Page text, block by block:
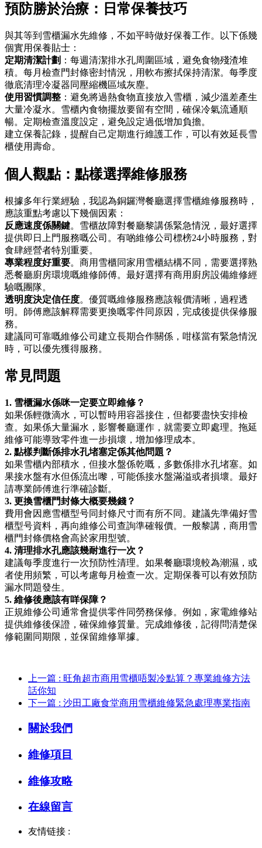
預防勝於治療：日常保養技巧
與其等到雪櫃漏水先維修，不如平時做好保養工作。以下係幾
個實用保養貼士：
定期清潔計劃 ：每週清潔排水孔周圍區域，避免食物殘渣堆
積。每月檢查門封條密封情況，用軟布擦拭保持清潔。每季度
徹底清理冷凝器同壓縮機區域灰塵。
使用習慣調整 ：避免將過熱食物直接放入雪櫃，減少溫差產生
大量冷凝水。雪櫃內食物擺放要留有空間，確保冷氣流通順
暢。定期檢查溫度設定，避免設定過低增加負擔。
建立保養記錄，提醒自己定期進行維護工作，可以有效延長雪
櫃使用壽命。
個人觀點：點樣選擇維修服務
根據多年行業經驗，我認為銅鑼灣餐廳選擇雪櫃維修服務時，
應該重點考慮以下幾個因素：
反應速度係關鍵。雪櫃故障對餐廳黎講係緊急情況，最好選擇
提供即日上門服務嘅公司。有啲維修公司標榜24小時服務，對
食肆經營者特別重要。
專業程度好重要。商用雪櫃同家用雪櫃結構不同，需要選擇熟
悉餐廳廚房環境嘅維修師傅。最好選擇有商用廚房設備維修經
驗嘅團隊。
透明度決定信任度。優質嘅維修服務應該報價清晰，過程透
明。師傅應該解釋需要更換嘅零件同原因，完成後提供保修服
務。
建議同可靠嘅維修公司建立長期合作關係，咁樣當有緊急情況
時，可以優先獲得服務。
常見問題
1. 雪櫃漏水係咪一定要立即維修？
如果係輕微滴水，可以暫時用容器接住，但都要盡快安排檢
查。如果係大量漏水，影響餐廳運作，就需要立即處理。拖延
維修可能導致零件進一步損壞，增加修理成本。
2. 點樣判斷係排水孔堵塞定係其他問題？
如果雪櫃內部積水，但接水盤係乾嘅，多數係排水孔堵塞。如
果接水盤有水但係流出嚟，可能係接水盤滿溢或者損壞。最好
請專業師傅進行準確診斷。
3. 更換雪櫃門封條大概要幾錢？
費用會因應雪櫃型号同封條尺寸而有所不同。建議先準備好雪
櫃型号資料，再向維修公司查詢準確報價。一般黎講，商用雪
櫃門封條價格會高於家用型號。
4. 清理排水孔應該幾耐進行一次？
建議每季度進行一次預防性清理。如果餐廳環境較為潮濕，或
者使用頻繁，可以考慮每月檢查一次。定期保養可以有效預防
漏水問題發生。
5. 維修後應該有咩保障？
正規維修公司通常會提供零件同勞務保修。例如，家電維修站
提供維修後保證，確保維修質量。完成維修後，記得問清楚保
修範圍同期限，並保留維修單據。
上一篇 : 旺角超市商用雪櫃唔製冷點算？專業維修方法
話你知
下一篇 : 沙田工廠食堂商用雪櫃維修緊急處理專業指南
關於我們
維修項目
維修攻略
在線留言
友情链接 :